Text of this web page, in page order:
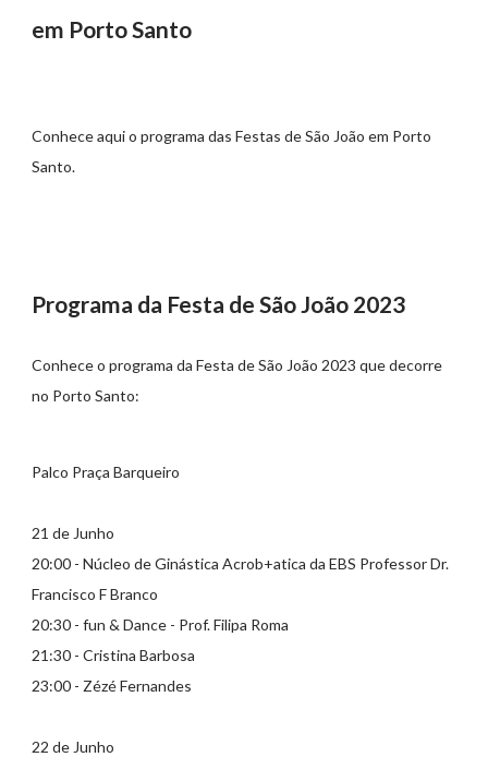
em Porto Santo
Conhece aqui o programa das Festas de São João em Porto
Santo.
Programa da Festa de São João 2023
Conhece o programa da Festa de São João 2023 que decorre
no Porto Santo:
Palco Praça Barqueiro
21 de Junho
20:00 - Núcleo de Ginástica Acrob+atica da EBS Professor Dr.
Francisco F Branco
20:30 - fun & Dance - Prof. Filipa Roma
21:30 - Cristina Barbosa
23:00 - Zézé Fernandes
22 de Junho